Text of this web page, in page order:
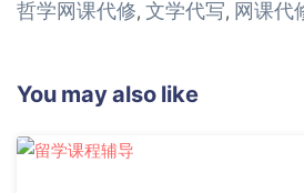
哲学网课代修, 文学代写, 网课代
You may also like